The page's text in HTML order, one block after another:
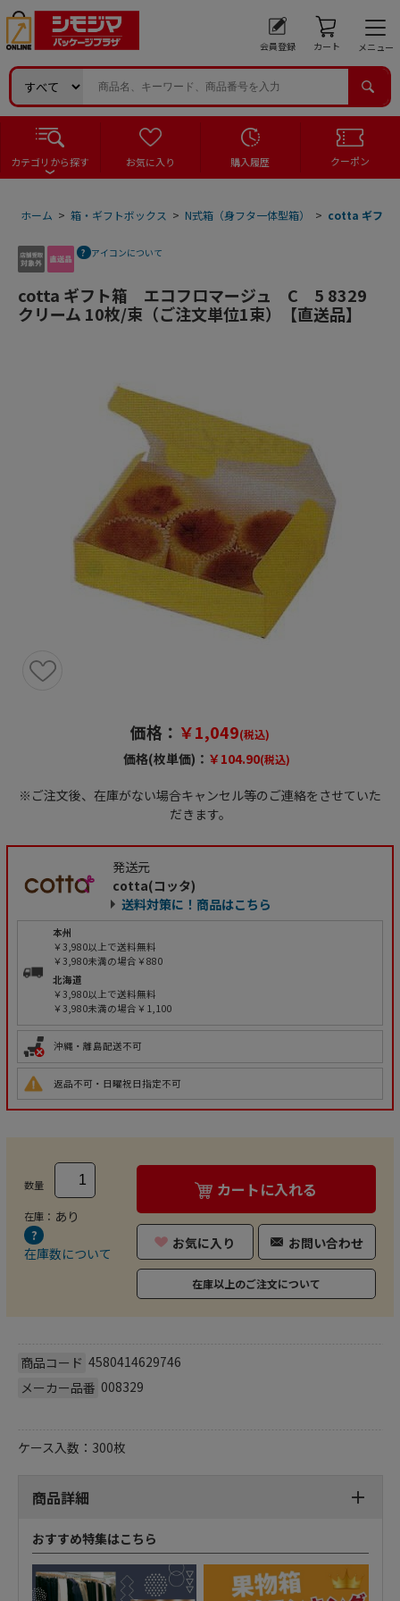
会員登録 カート メニュー
カテゴリから探す お気に入り 購入履歴 クーポン
ホーム > 箱・ギフトボックス > N式箱（身フタ一体型箱） > cotta ギフト
アイコンについて
cotta ギフト箱 エコフロマージュ C 5 8329
クリーム 10枚/束（ご注文単位1束）【直送品】
価格： ￥1,049(税込)
価格(枚単価)： ￥104.90(税込)
※ご注文後、在庫がない場合キャンセル等のご連絡をさせていた
だきます。
発送元
cotta(コッタ)
送料対策に！商品はこちら
本州
￥3,980以上で送料無料
￥3,980未満の場合￥880
北海道
￥3,980以上で送料無料
￥3,980未満の場合￥1,100
沖縄・離島配送不可
返品不可・日曜祝日指定不可
数量
在庫： あり
在庫数について
カートに入れる
お気に入り お問い合わせ
在庫以上のご注文について
商品コード 4580414629746
メーカー品番 008329
ケース入数：300枚
商品詳細
おすすめ特集はこちら